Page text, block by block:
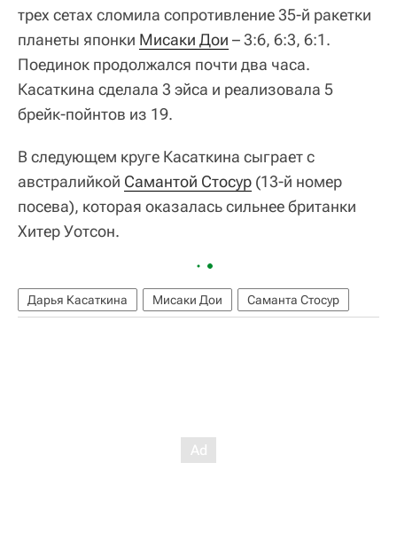
трех сетах сломила сопротивление 35-й ракетки
планеты японки Мисаки Дои – 3:6, 6:3, 6:1.
Поединок продолжался почти два часа.
Касаткина сделала 3 эйса и реализовала 5
брейк-пойнтов из 19.
В следующем круге Касаткина сыграет с
австралийкой Самантой Стосур (13-й номер
посева), которая оказалась сильнее британки
Хитер Уотсон.
Дарья Касаткина Мисаки Дои Саманта Стосур